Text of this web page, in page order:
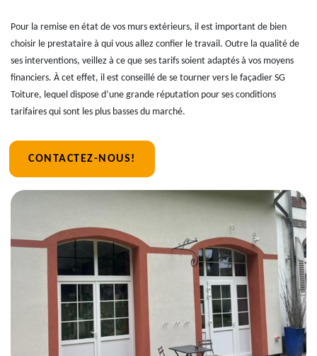
Pour la remise en état de vos murs extérieurs, il est important de bien
choisir le prestataire à qui vous allez confier le travail. Outre la qualité de
ses interventions, veillez à ce que ses tarifs soient adaptés à vos moyens
financiers. À cet effet, il est conseillé de se tourner vers le façadier SG
Toiture, lequel dispose d’une grande réputation pour ses conditions
tarifaires qui sont les plus basses du marché.
CONTACTEZ-NOUS!